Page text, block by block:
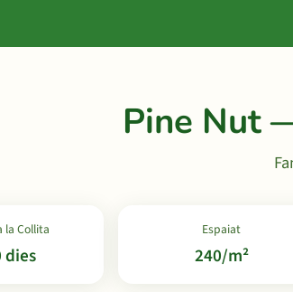
Pine Nut
la Collita
dies
Espaiat
240/m²